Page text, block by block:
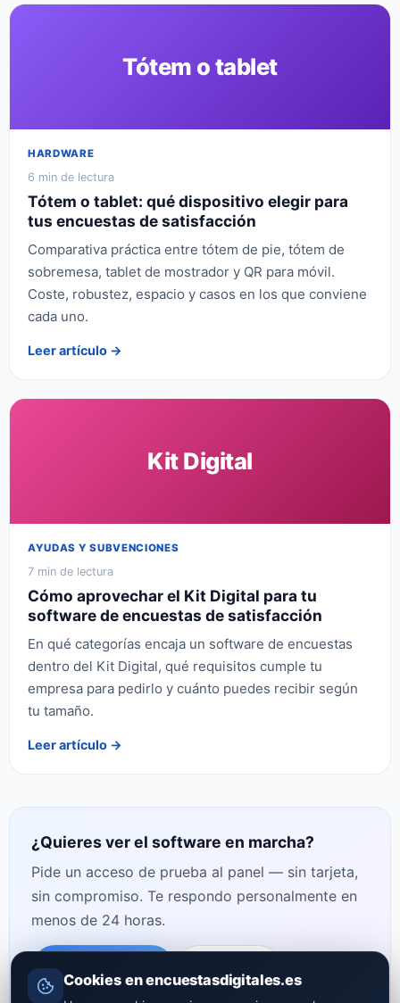
Tótem o tablet
HARDWARE
6 min de lectura
Tótem o tablet: qué dispositivo elegir para
tus encuestas de satisfacción
Comparativa práctica entre tótem de pie, tótem de
sobremesa, tablet de mostrador y QR para móvil.
Coste, robustez, espacio y casos en los que conviene
cada uno.
Leer artículo →
Kit Digital
AYUDAS Y SUBVENCIONES
7 min de lectura
Cómo aprovechar el Kit Digital para tu
software de encuestas de satisfacción
En qué categorías encaja un software de encuestas
dentro del Kit Digital, qué requisitos cumple tu
empresa para pedirlo y cuánto puedes recibir según
tu tamaño.
Leer artículo →
¿Quieres ver el software en marcha?
Pide un acceso de prueba al panel — sin tarjeta,
sin compromiso. Te respondo personalmente en
menos de 24 horas.
Pruébalo gratis Contactar
Cookies en encuestasdigitales.es